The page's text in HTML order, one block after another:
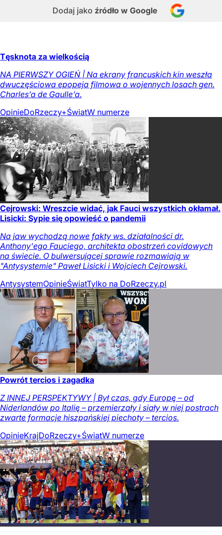
Dodaj jako źródło w Google
Tęsknota za wielkością
NA PIERWSZY OGIEŃ | Na ekrany francuskich kin weszła
dwuczęściowa epopeja filmowa o wojennych losach gen.
Charles’a de Gaulle’a.
OpinieDoRzeczy+ŚwiatW numerze
Cejrowski: Wreszcie widać, jak Fauci wszystkich okłamał.
Lisicki: Sypie się opowieść o pandemii
Na jaw wychodzą nowe fakty ws. działalności dr.
Anthony'ego Fauciego, architekta obostrzeń covidowych
na świecie. O bulwersującej sprawie rozmawiają w
"Antysystemie" Paweł Lisicki i Wojciech Cejrowski.
AntysystemOpinieŚwiatTylko na DoRzeczy.pl
Powrót tercios i zagadka
Z INNEJ PERSPEKTYWY | Był czas, gdy Europę – od
Niderlandów po Italię – przemierzały i siały w niej postrach
zwarte formacje hiszpańskiej piechoty – tercios.
OpinieKrajDoRzeczy+ŚwiatW numerze